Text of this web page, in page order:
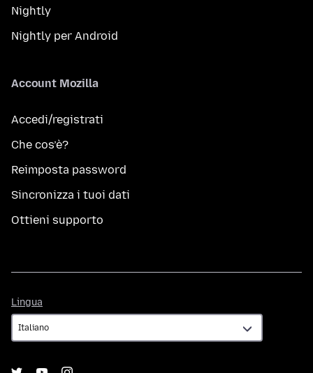
Nightly
Nightly per Android
Account Mozilla
Accedi/registrati
Che cos’è?
Reimposta password
Sincronizza i tuoi dati
Ottieni supporto
Lingua